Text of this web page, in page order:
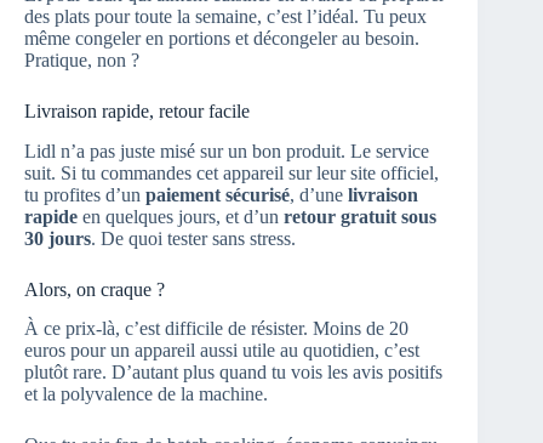
des plats pour toute la semaine, c’est l’idéal. Tu peux
même congeler en portions et décongeler au besoin.
Pratique, non ?
Livraison rapide, retour facile
Lidl n’a pas juste misé sur un bon produit. Le service
suit. Si tu commandes cet appareil sur leur site officiel,
tu profites d’un paiement sécurisé, d’une livraison
rapide en quelques jours, et d’un retour gratuit sous
30 jours. De quoi tester sans stress.
Alors, on craque ?
À ce prix-là, c’est difficile de résister. Moins de 20
euros pour un appareil aussi utile au quotidien, c’est
plutôt rare. D’autant plus quand tu vois les avis positifs
et la polyvalence de la machine.